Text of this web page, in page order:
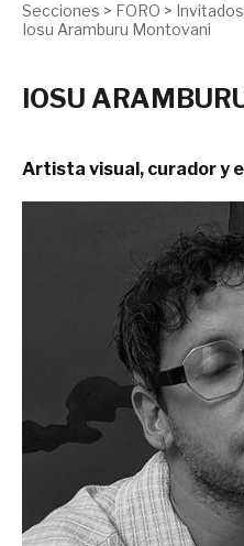
Secciones > FORO >
Iosu Aramburu Montovani
IOSU
Artista visual, curador y